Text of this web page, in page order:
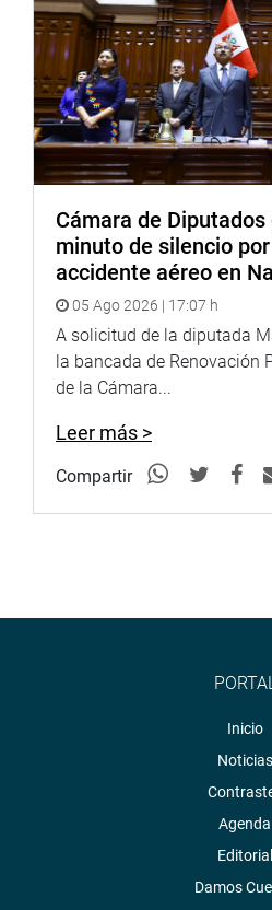
prevención, esta vez, serían
De igual forma, la comisión
Mampuesto, campo santo que
cuerpos en una zona
Idelfonso. José León recordó
las aguas de dicha quebrada
arrastre de cajones y
allá de la plaza principal de la
El representante del cementerio
empresa que tiene
denunció la intransigencia de
de Trujillo que se opone al
campo santo.
PRENSA CONGRESO
Cámara de Diputados
minuto de silencio
accidente aéreo en
05 Ago 2026 | 17:07 h
A solicitud de la diputada
la bancada de Renovación
de la Cámara...
Leer más >
Compartir
Inicio
Noticias
Agenda
Editorial
Damos